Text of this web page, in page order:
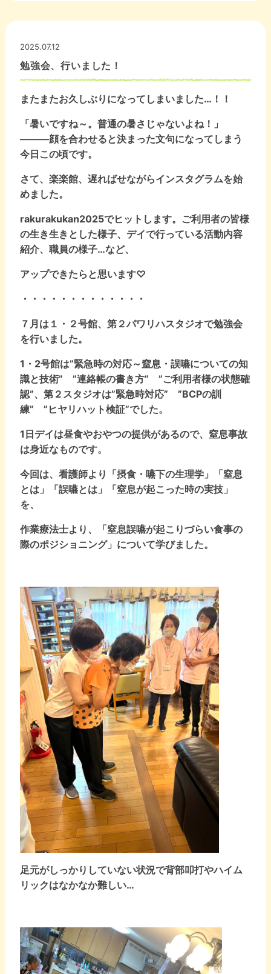
2025.07.12
勉強会、行いました！
またまたお久しぶりになってしまいました…！！
「暑いですね～。普通の暑さじゃないよね！」
―――顔を合わせると決まった文句になってしまう
今日この頃です。
さて、楽楽館、遅ればせながらインスタグラムを始
めました。
rakurakukan2025でヒットします。ご利用者の皆様
の生き生きとした様子、デイで行っている活動内容
紹介、職員の様子…など、
アップできたらと思います♡
・・・・・・・・・・・・・
７月は１・２号館、第２パワリハスタジオで勉強会
を行いました。
1・2号館は”緊急時の対応～窒息・誤嚥についての知
識と技術” ”連絡帳の書き方” ”ご利用者様の状態確
認”、第２スタジオは”緊急時対応” ”BCPの訓
練” ”ヒヤリハット検証”でした。
1日デイは昼食やおやつの提供があるので、窒息事故
は身近なものです。
今回は、看護師より「摂食・嚥下の生理学」「窒息
とは」「誤嚥とは」「窒息が起こった時の実技」
を、
作業療法士より、「窒息誤嚥が起こりづらい食事の
際のポジショニング」について学びました。
足元がしっかりしていない状況で背部叩打やハイム
リックはなかなか難しい…